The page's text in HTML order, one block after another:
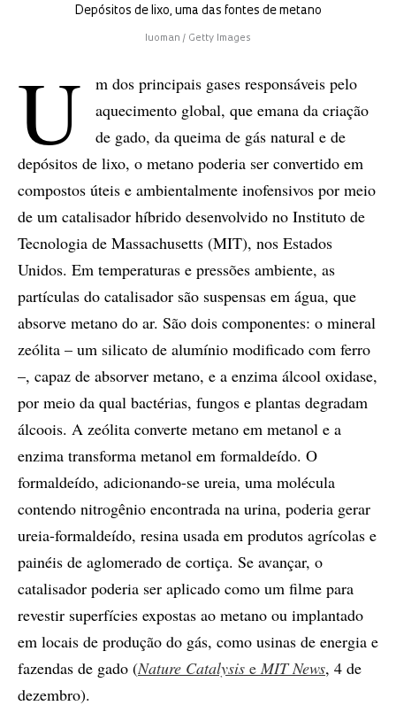
Depósitos de lixo, uma das fontes de metano
luoman / Getty Images
U
m dos principais gases responsáveis pelo
aquecimento global, que emana da criação
de gado, da queima de gás natural e de
depósitos de lixo, o metano poderia ser convertido em
compostos úteis e ambientalmente inofensivos por meio
de um catalisador híbrido desenvolvido no Instituto de
Tecnologia de Massachusetts (MIT), nos Estados
Unidos. Em temperaturas e pressões ambiente, as
partículas do catalisador são suspensas em água, que
absorve metano do ar. São dois componentes: o mineral
zeólita – um silicato de alumínio modificado com ferro
–, capaz de absorver metano, e a enzima álcool oxidase,
por meio da qual bactérias, fungos e plantas degradam
álcoois. A zeólita converte metano em metanol e a
enzima transforma metanol em formaldeído. O
formaldeído, adicionando-se ureia, uma molécula
contendo nitrogênio encontrada na urina, poderia gerar
ureia-formaldeído, resina usada em produtos agrícolas e
painéis de aglomerado de cortiça. Se avançar, o
catalisador poderia ser aplicado como um filme para
revestir superfícies expostas ao metano ou implantado
em locais de produção do gás, como usinas de energia e
fazendas de gado (Nature Catalysis e MIT News, 4 de
dezembro).